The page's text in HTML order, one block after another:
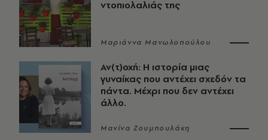
ντοπιολαλιάς της
Μαριάννα Μανωλοπούλου
Αν(τ)οχή: Η ιστορία μιας
γυναίκας που αντέχει σχεδόν τα
πάντα. Μέχρι που δεν αντέχει
άλλο.
Μανίνα Ζουμπουλάκη